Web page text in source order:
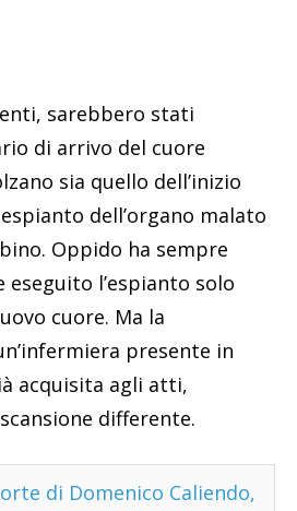
sarebbero stati
di arrivo del cuore
sia quello dell’inizio
dell’organo malato
Oppido ha sempre
l’espianto solo
cuore. Ma la
presente in
acquisita agli atti,
differente.
di Domenico Caliendo,